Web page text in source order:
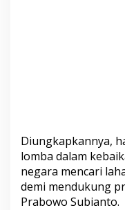
Diungkapkannya,
lomba dalam
negara mencari
demi mendukung
Prabowo Subianto.